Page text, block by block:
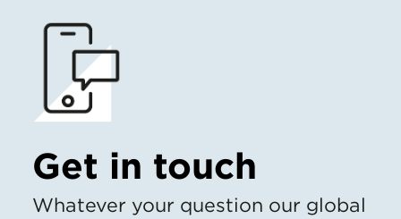
Get in touch
Whatever your question our global